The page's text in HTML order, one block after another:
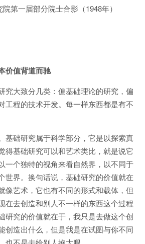
第一届部分院士合影（1948年）
价值背道而驰
究大致分几类：偏基础理论的研究，偏
工程的技术开发。每一样东西都是有不
基础研究属于科学部分，它是以探索真
得基础研究可以和艺术类比，就是说它
一个独特的视角来看自然界，以不同于
世界。换句话说，基础研究的价值就在
像艺术，它也有不同的形式和载体，但
在去创造和别人不一样的东西这个过程
研究的价值就在于，我只是去做这个创
创造出什么，但是我是在试图与你不同